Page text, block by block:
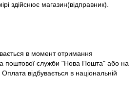
здійснює магазин(відправник).
в момент отримання
поштової служби "Нова Пошта" або на
відбувається в національній